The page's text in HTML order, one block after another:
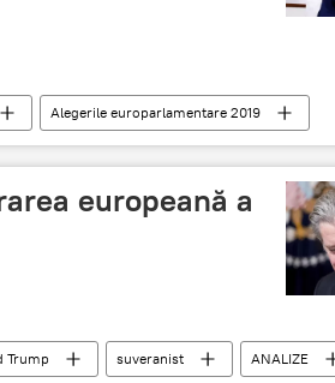
Alegerile europarlamentare 2019
europeană a
Trump suveranist
ANALIZE